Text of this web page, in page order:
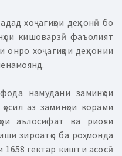
хоҷагиҳои деҳқонӣ бо
кишоварзӣ фаъолият
хоҷагиҳои деҳқонии
намудани заминҳои
аз заминҳои корами
аълосифат ва риояи
зироатҳо ба роҳ монда
гектар кишти асосӣ